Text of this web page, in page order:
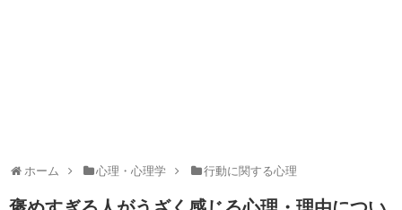
ホーム 心理・心理学 行動に関する心理